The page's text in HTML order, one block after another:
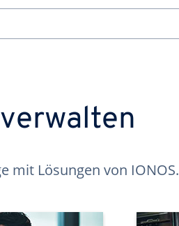
mit Lösungen von IONOS.